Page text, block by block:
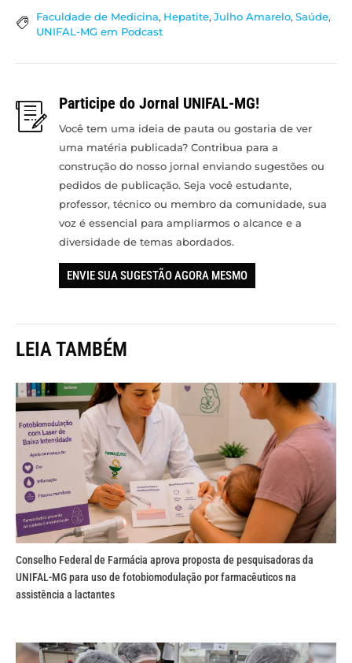
Faculdade de Medicina, Hepatite, Julho Amarelo, Saúde,
UNIFAL-MG em Podcast
Participe do Jornal UNIFAL-MG!
Você tem uma ideia de pauta ou gostaria de ver
uma matéria publicada? Contribua para a
construção do nosso jornal enviando sugestões ou
pedidos de publicação. Seja você estudante,
professor, técnico ou membro da comunidade, sua
voz é essencial para ampliarmos o alcance e a
diversidade de temas abordados.
ENVIE SUA SUGESTÃO AGORA MESMO
LEIA TAMBÉM
Conselho Federal de Farmácia aprova proposta de pesquisadoras da
UNIFAL-MG para uso de fotobiomodulação por farmacêuticos na
assistência a lactantes